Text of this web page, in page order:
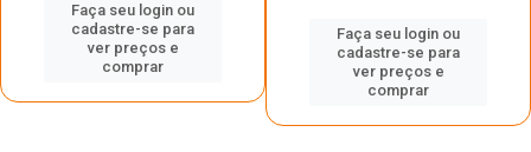
Faça seu login ou
cadastre-se para
ver preços e
comprar
Faça seu login ou
cadastre-se para
ver preços e
comprar